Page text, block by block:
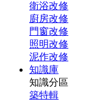
衛浴改修
廚房改修
門窗改修
照明改修
泥作改修
知識庫
知識分區
築特輯